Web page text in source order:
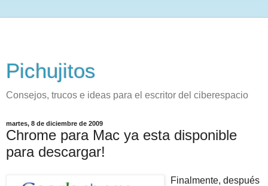
Pichujitos
Consejos, trucos e ideas para el escritor del ciberespacio
martes, 8 de diciembre de 2009
Chrome para Mac ya esta disponible
para descargar!
Finalmente, después